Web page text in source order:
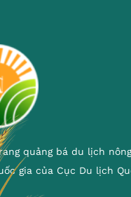
quảng bá du lịch
gia của Cục Du lịch